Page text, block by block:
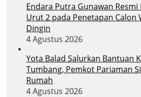
Endara Putra Gunawan
Urut 2 pada Penetapan Calon
Dingin
4 Agustus 2026
Yota Balad Salurkan Bantuan
Tumbang, Pemkot Pariaman
Rumah
4 Agustus 2026